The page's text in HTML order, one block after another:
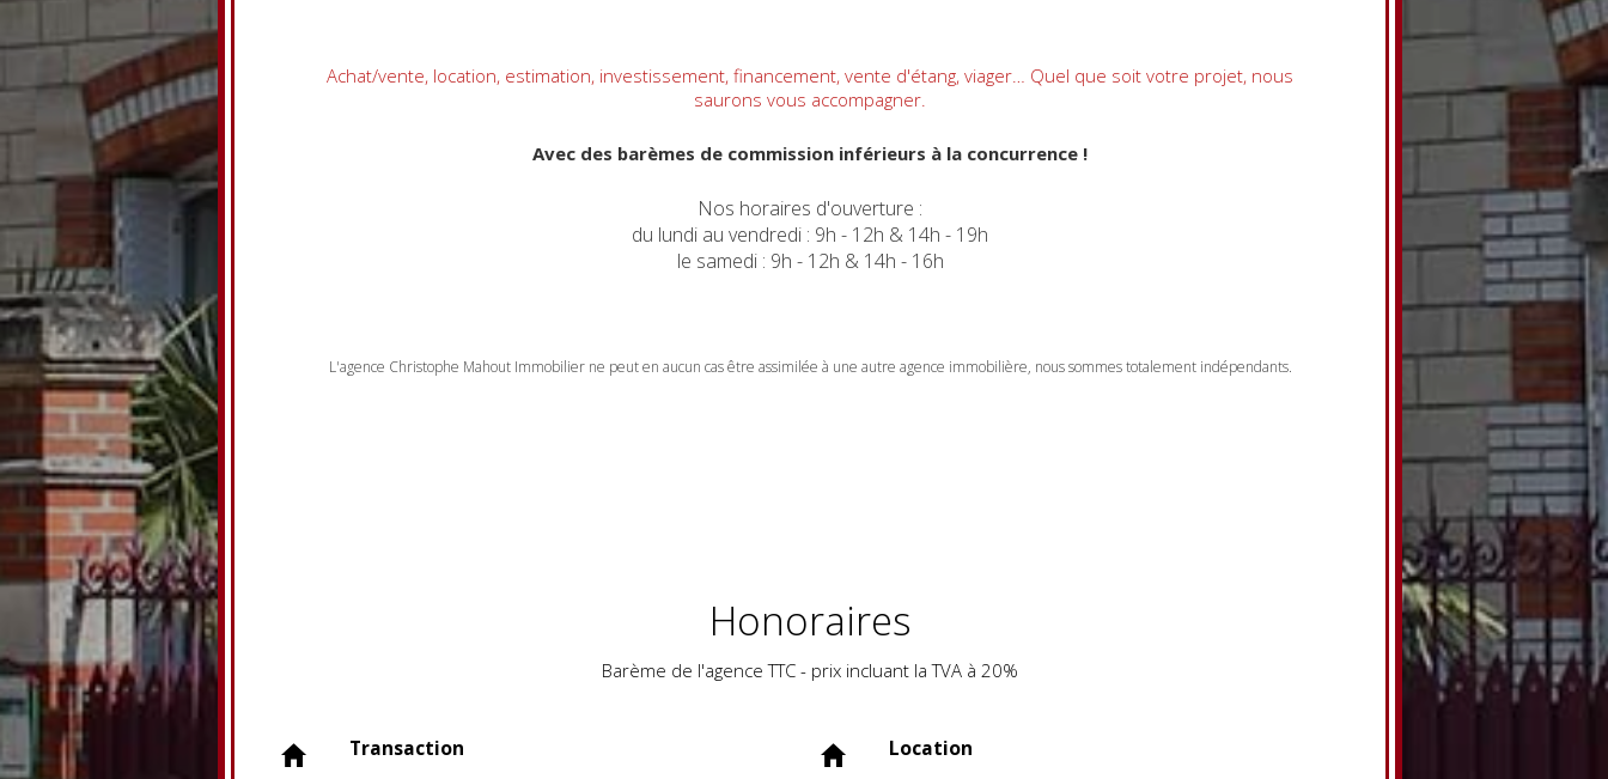
Achat/vente, location, estimation, investissement, financement, vente d'étang, viager… Quel que soit votre projet, nous
saurons vous accompagner.
Avec des barèmes de commission inférieurs à la concurrence !
Nos horaires d'ouverture :
du lundi au vendredi : 9h - 12h & 14h - 19h
le samedi : 9h - 12h & 14h - 16h
L'agence Christophe Mahout Immobilier ne peut en aucun cas être assimilée à une autre agence immobilière, nous sommes totalement indépendants.
Honoraires
Barème de l'agence TTC - prix incluant la TVA à 20%
Transaction Location